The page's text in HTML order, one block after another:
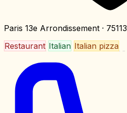
Paris 13e Arrondissement · 75113
Restaurant Italian Italian pizza